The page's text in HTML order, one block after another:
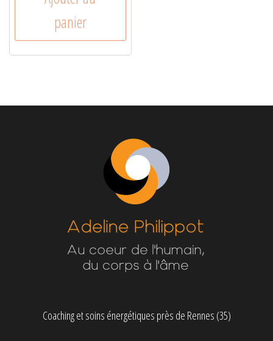
panier
Coaching et soins énergétiques près de Rennes (35)